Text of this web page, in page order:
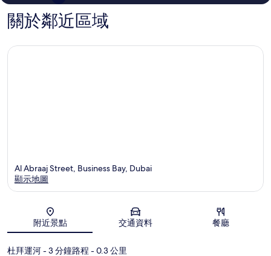
關於鄰近區域
地圖
Al Abraaj Street, Business Bay, Dubai
顯示地圖
附近景點 交通資料 餐廳
杜拜運河- 3 分鐘路程 - 0.3 公里